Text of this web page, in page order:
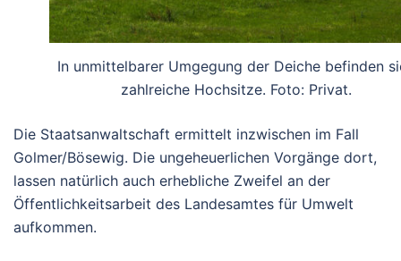
In unmittelbarer Umgegung der Deiche befinden
zahlreiche Hochsitze. Foto: Privat.
Die Staatsanwaltschaft ermittelt inzwischen im Fall
Golmer/Bösewig. Die ungeheuerlichen Vorgänge dort,
lassen natürlich auch erhebliche Zweifel an der
Öffentlichkeitsarbeit des Landesamtes für Umwelt
aufkommen.